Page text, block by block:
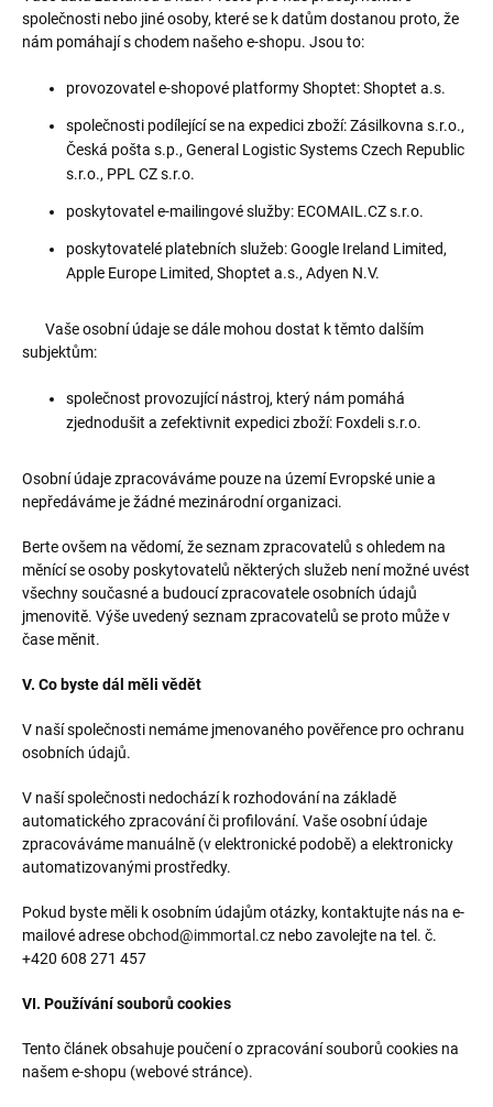
společnosti nebo jiné osoby, které se k datům dostanou proto, že
nám pomáhají s chodem našeho e-shopu. Jsou to:
provozovatel e-shopové platformy Shoptet: Shoptet a.s.
společnosti podílející se na expedici zboží: Zásilkovna s.r.o.,
Česká pošta s.p., General Logistic Systems Czech Republic
s.r.o., PPL CZ s.r.o.
poskytovatel e-mailingové služby: ECOMAIL.CZ s.r.o.
poskytovatelé platebních služeb: Google Ireland Limited,
Apple Europe Limited, Shoptet a.s., Adyen N.V.
Vaše osobní údaje se dále mohou dostat k těmto dalším
subjektům:
společnost provozující nástroj, který nám pomáhá
zjednodušit a zefektivnit expedici zboží: Foxdeli s.r.o.
Osobní údaje zpracováváme pouze na území Evropské unie a
nepředáváme je žádné mezinárodní organizaci.
Berte ovšem na vědomí, že seznam zpracovatelů s ohledem na
měnící se osoby poskytovatelů některých služeb není možné uvést
všechny současné a budoucí zpracovatele osobních údajů
jmenovitě. Výše uvedený seznam zpracovatelů se proto může v
čase měnit.
V. Co byste dál měli vědět
V naší společnosti nemáme jmenovaného pověřence pro ochranu
osobních údajů.
V naší společnosti nedochází k rozhodování na základě
automatického zpracování či profilování. Vaše osobní údaje
zpracováváme manuálně (v elektronické podobě) a elektronicky
automatizovanými prostředky.
Pokud byste měli k osobním údajům otázky, kontaktujte nás na e-
mailové adreseobchod@immortal.cz nebo zavolejte na tel. č.
+420 608 271 457
VI. Používání souborů cookies
Tento článek obsahuje poučení o zpracování souborů cookies na
našem e-shopu (webové stránce).